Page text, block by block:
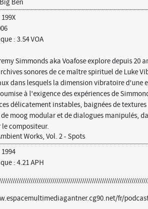
Ben
: 3.54 VOA
Simmonds aka Voafose explore depuis 20
sonores de ce maître spirituel de Luke
dans lesquels la dimension vibratoire d'une
à l'exigence des expériences de
délicatement instables, baignées de
moog modular et de dialogues manipulés,
compositeur.
Works, Vol. 2 - Spots
: 4.21 APH
fr/